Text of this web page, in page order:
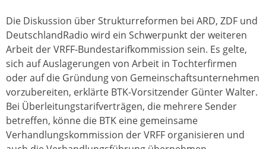
Die Diskussion über Strukturreformen bei ARD, ZDF und
DeutschlandRadio wird ein Schwerpunkt der weiteren
Arbeit der VRFF-Bundestarifkommission sein. Es gelte,
sich auf Auslagerungen von Arbeit in Tochterfirmen
oder auf die Gründung von Gemeinschaftsunternehmen
vorzubereiten, erklärte BTK-Vorsitzender Günter Walter.
Bei Überleitungstarifverträgen, die mehrere Sender
betreffen, könne die BTK eine gemeinsame
Verhandlungskommission der VRFF organisieren und